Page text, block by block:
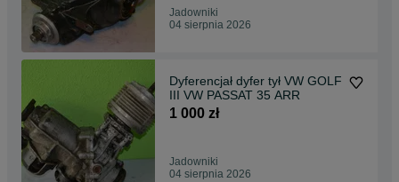
Jadowniki
04 sierpnia 2026
Dyferencjał dyfer tył VW GOLF
III VW PASSAT 35 ARR
1 000 zł
Jadowniki
04 sierpnia 2026